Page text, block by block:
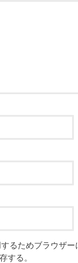
るためブラウザー
する。